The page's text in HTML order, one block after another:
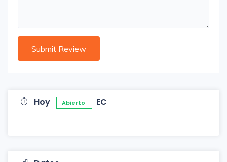
Hoy Abierto EC